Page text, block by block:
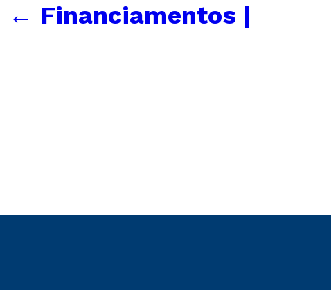
← Financiamentos |